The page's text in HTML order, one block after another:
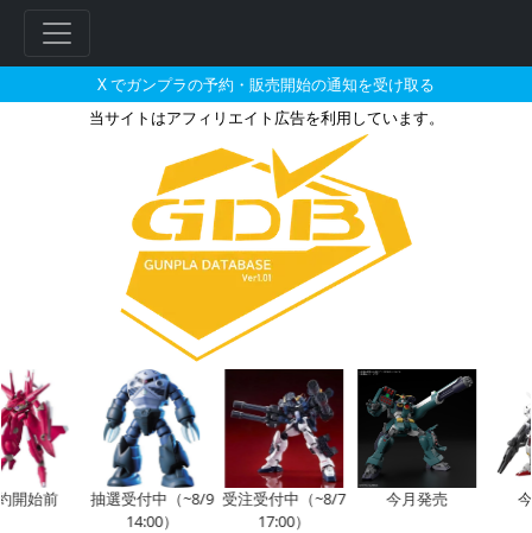
X でガンプラの予約・販売開始の通知を受け取る
当サイトはアフィリエイト広告を利用しています。
HG 1/144 スレイヴ・レイス（パ
前
抽選受付中（~8/9
14:00）
受注受付中（~8/7
17:00）
今月発売 今月